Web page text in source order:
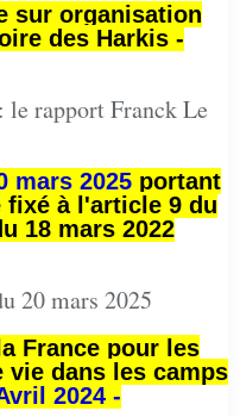
sur organisation
des Harkis -
rapport Franck Le
mars 2025portant
fixé à l'article 9 du
18 mars 2022
20 mars 2025
France pour les
vie dans les camps
2024 -